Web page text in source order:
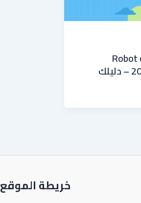
أفضل الروبوتات الذكية Robot
وفوائدها المذهلة 2025 – دليلك
خريطة الموقع